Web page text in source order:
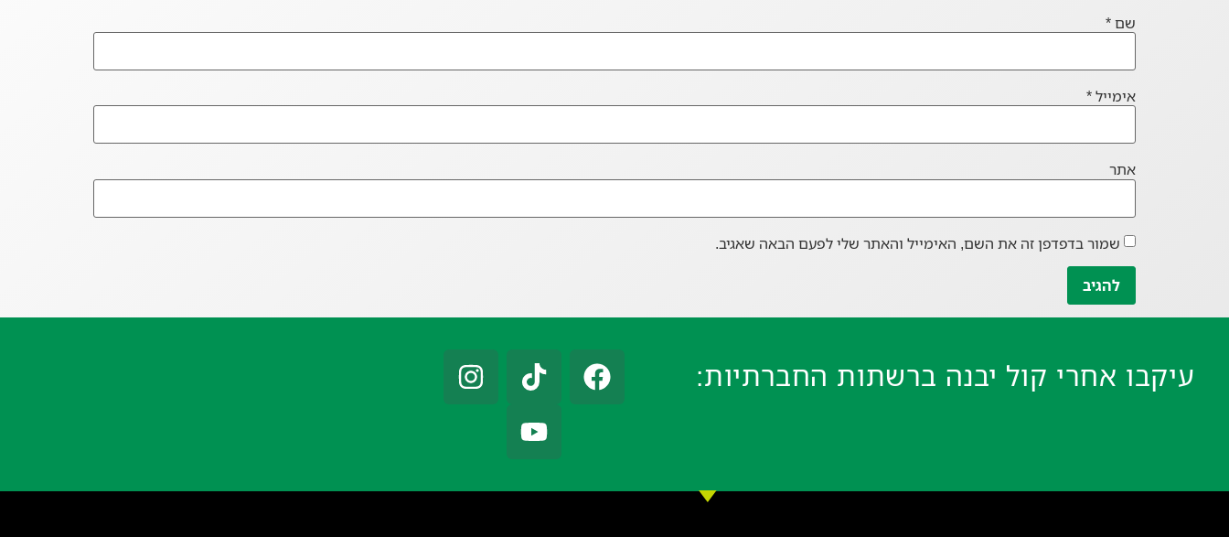
שם*
אימייל*
אתר
שמור בדפדפן זה את השם, האימייל והאתר שלי לפעם הבאה שאגיב.
עיקבו אחרי קול יבנה ברשתות החברתיות: